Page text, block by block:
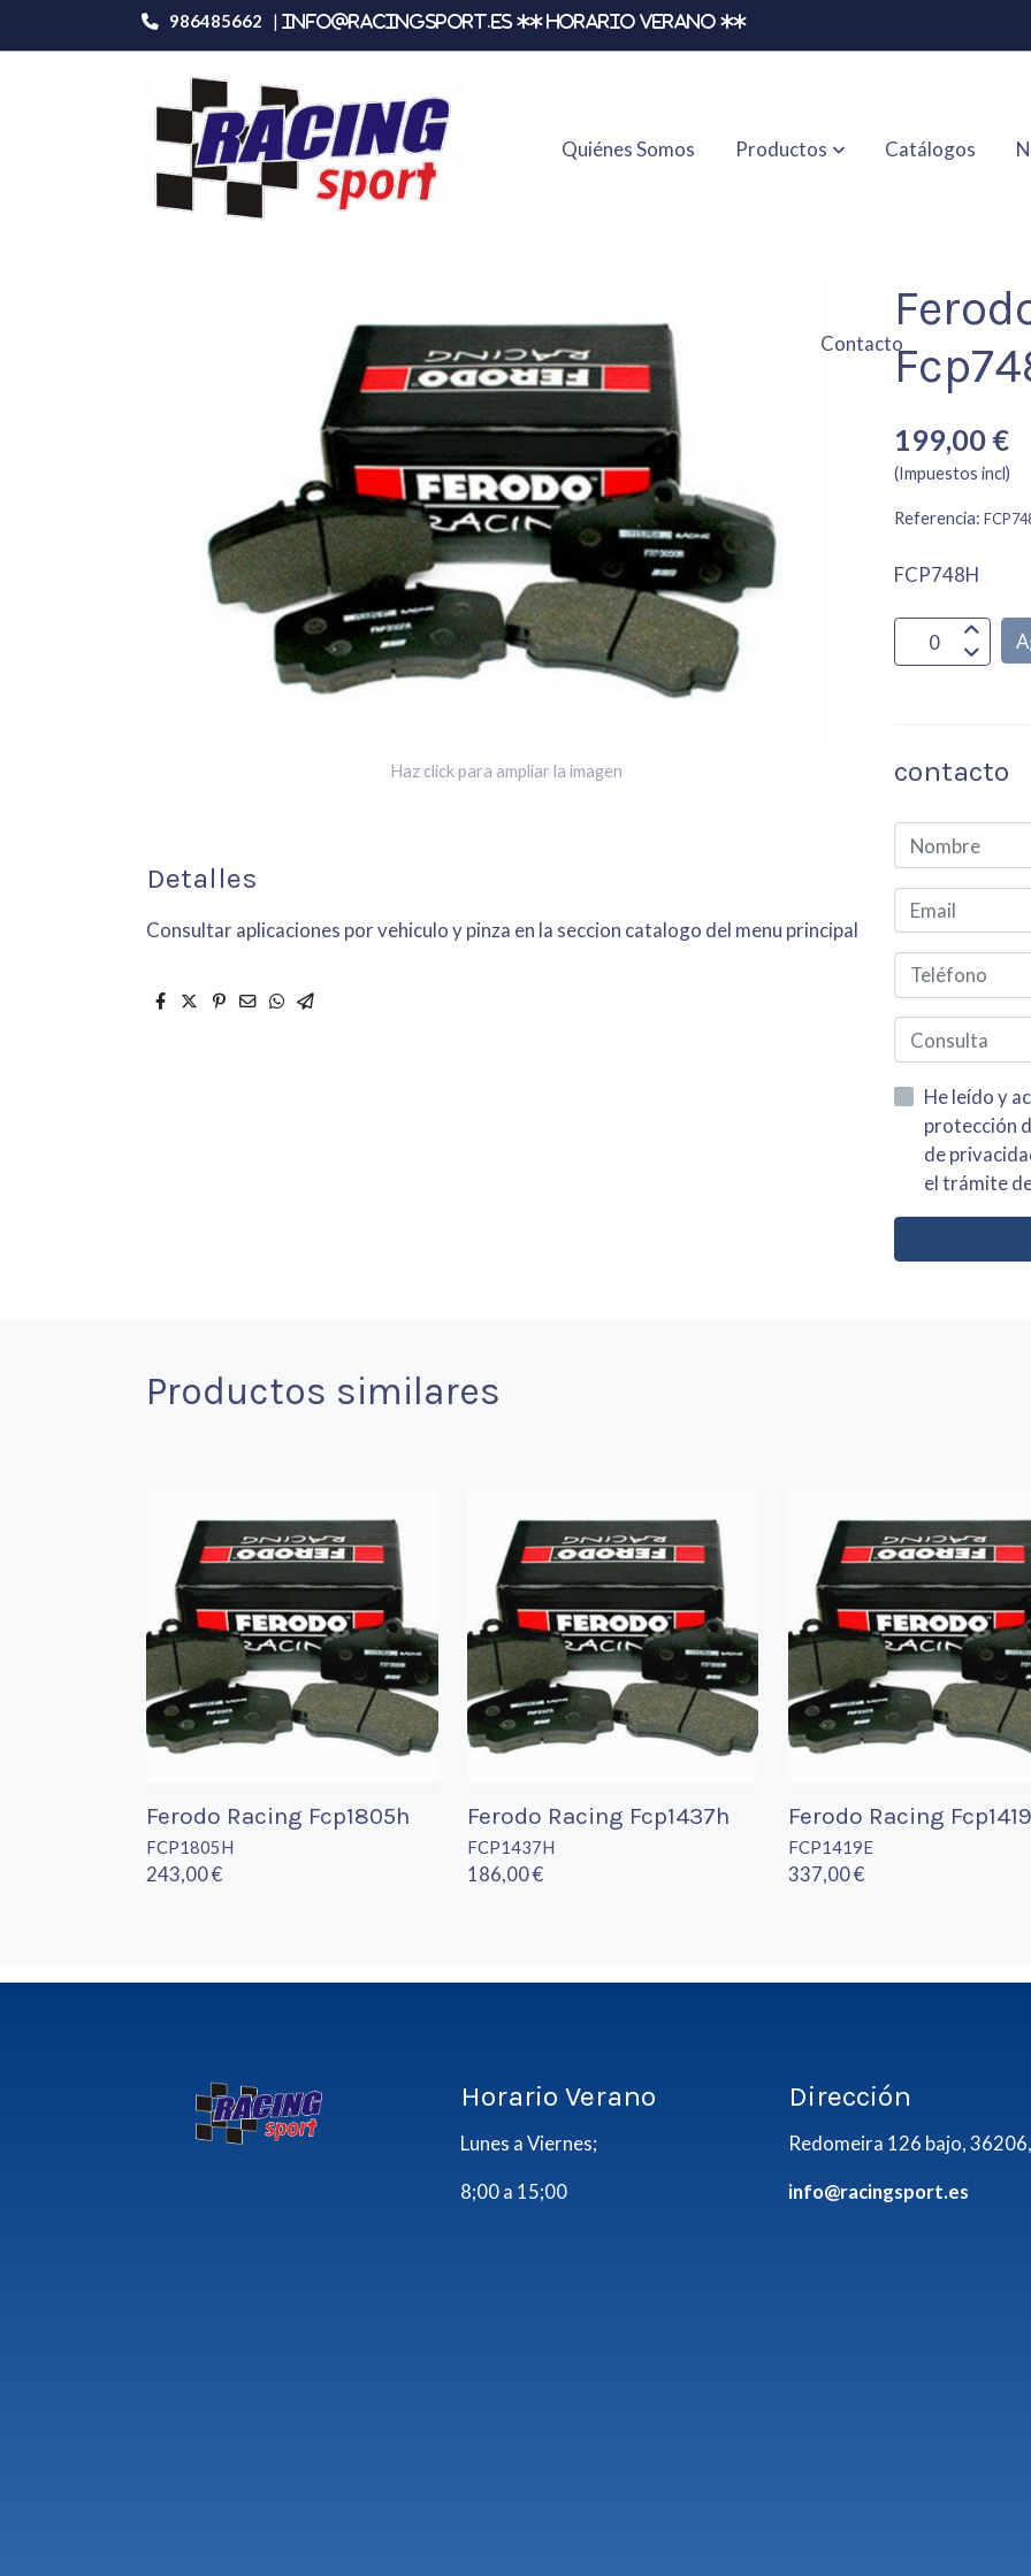
986485662 | info@racingsport.es ** HORARIO VERANO **
Quiénes Somos Productos Catálogos
Contacto
Productos Ferodo Racing Fcp748h
Haz click para ampliar la imagen
Detalles
Consultar aplicaciones por vehiculo y pinza en la seccion catalogo del menu principal
199,00 €
(Impuestos incl)
Referencia:
FCP748H
contacto
He leído y acepto la
protección de datos asi como el
de privacidad y acepto el tratamiento de mis
el trámite
Productos similares
Ferodo Racing Fcp1805h
FCP1805H
243,00 €
Ferodo Racing Fcp1437h
FCP1437H
186,00 €
Ferodo Racing
FCP1419E
337,00 €
Horario Verano
Lunes a Viernes;
8;00 a 15;00
Dirección
Redomeira 126 bajo,
info@racingsport.es